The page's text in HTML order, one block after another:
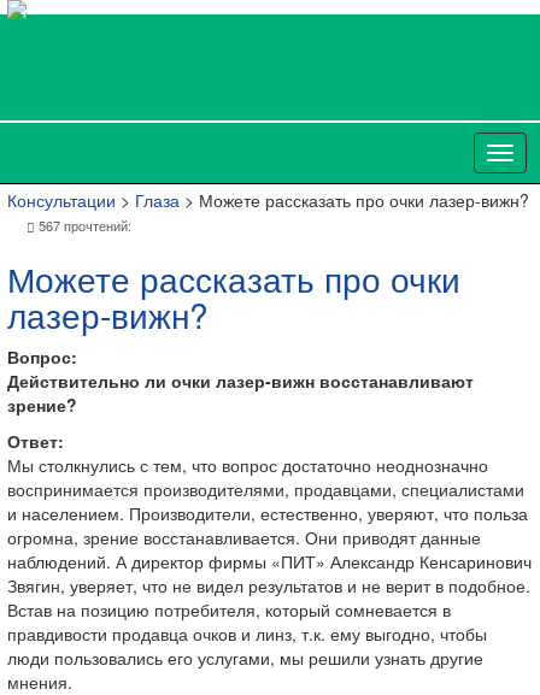
Консультации > Глаза > Можете рассказать про очки лазер-вижн?
567 прочтений:
Можете рассказать про очки
лазер-вижн?
Вопрос:
Действительно ли очки лазер-вижн восстанавливают
зрение?
Ответ:
Мы столкнулись с тем, что вопрос достаточно неоднозначно
воспринимается производителями, продавцами, специалистами
и населением. Производители, естественно, уверяют, что польза
огромна, зрение восстанавливается. Они приводят данные
наблюдений. А директор фирмы «ПИТ» Александр Кенсаринович
Звягин, уверяет, что не видел результатов и не верит в подобное.
Встав на позицию потребителя, который сомневается в
правдивости продавца очков и линз, т.к. ему выгодно, чтобы
люди пользовались его услугами, мы решили узнать другие
мнения.